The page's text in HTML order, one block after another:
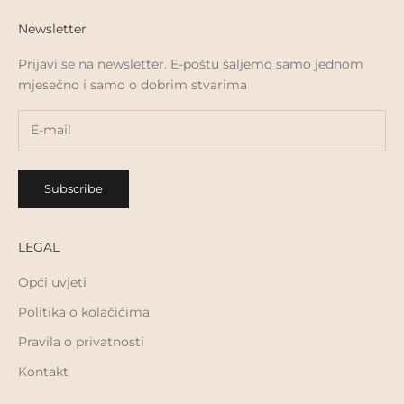
Newsletter
Prijavi se na newsletter. E-poštu šaljemo samo jednom
mjesečno i samo o dobrim stvarima
Subscribe
LEGAL
Opći uvjeti
Politika o kolačićima
Pravila o privatnosti
Kontakt